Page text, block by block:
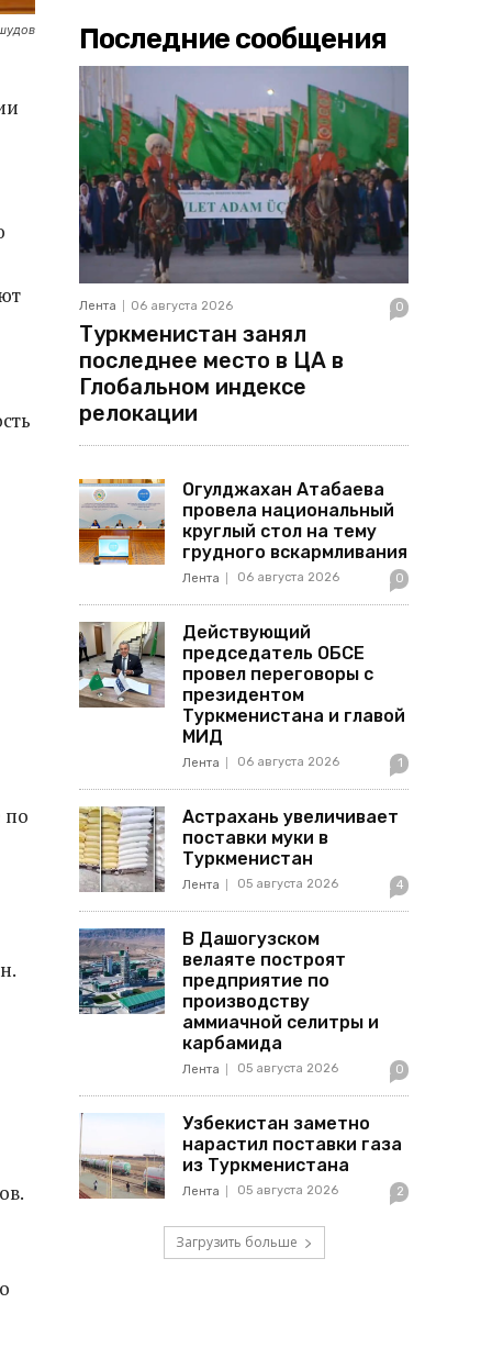
по
Последние сообщения
Лента 06 августа 2026 0
Туркменистан занял
последнее место в ЦА в
Глобальном индексе
релокации
Огулджахан Атабаева
провела национальный
круглый стол на тему
грудного вскармливания
Лента 06 августа 2026 0
Действующий
председатель ОБСЕ
провел переговоры с
президентом
Туркменистана и главой
МИД
Лента 06 августа 2026 1
Астрахань увеличивает
поставки муки в
Туркменистан
Лента 05 августа 2026 4
В Дашогузском
велаяте построят
предприятие по
производству
аммиачной селитры и
карбамида
Лента 05 августа 2026 0
Узбекистан заметно
нарастил поставки газа
из Туркменистана
Лента 05 августа 2026 2
Загрузить больше